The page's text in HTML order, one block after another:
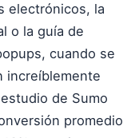
electrónicos, la
o la guía de
cuando se
increíblemente
de Sumo
promedio